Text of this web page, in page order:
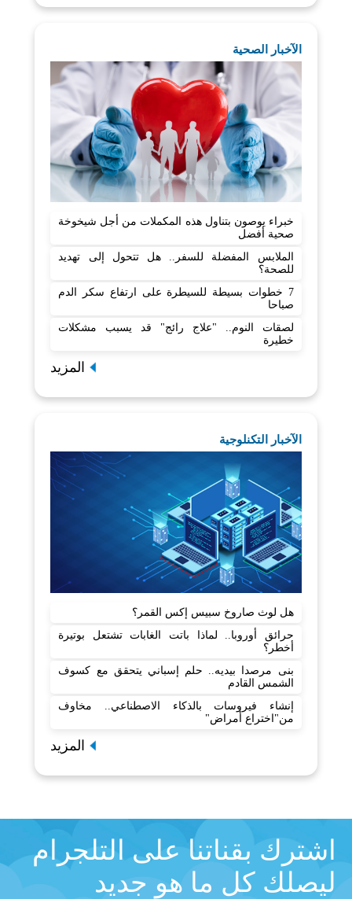
الآخبار الصحية
خبراء يوصون بتناول هذه المكملات من أجل شيخوخة
صحية أفضل
الملابس المفضلة للسفر.. هل تتحول إلى تهديد
للصحة؟
7 خطوات بسيطة للسيطرة على ارتفاع سكر الدم
صباحا
لصقات النوم.. "علاج رائج" قد يسبب مشكلات
خطيرة
المزيد
الآخبار التكنلوجية
هل لوث صاروخ سبيس إكس القمر؟
حرائق أوروبا.. لماذا باتت الغابات تشتعل بوتيرة
أخطر؟
بنى مرصدا بيديه.. حلم إسباني يتحقق مع كسوف
الشمس القادم
إنشاء فيروسات بالذكاء الاصطناعي.. مخاوف
من"اختراع أمراض"
المزيد
اشترك بقناتنا على التلجرام
ليصلك كل ما هو جديد